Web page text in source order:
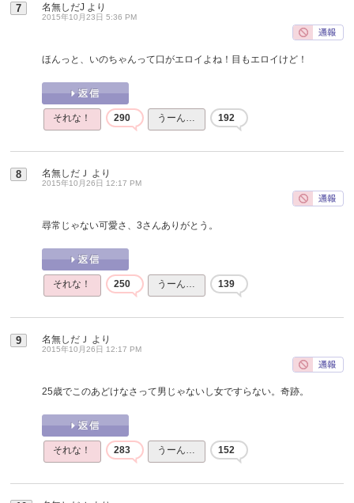
7 名無しだJ より
2015年10月23日 5:36 PM
ほんっと、いのちゃんって口がエロイよね！目もエロイけど！
それな！ 290 うーん… 192
8 名無しだＪ より
2015年10月26日 12:17 PM
尋常じゃない可愛さ、3さんありがとう。
それな！ 250 うーん… 139
9 名無しだＪ より
2015年10月26日 12:17 PM
25歳でこのあどけなさって男じゃないし女ですらない。奇跡。
それな！ 283 うーん… 152